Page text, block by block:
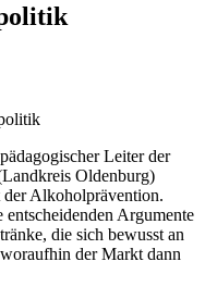
Leiter der
Oldenburg)
der Alkoholprävention.
Argumente
die sich bewusst an
der Markt dann